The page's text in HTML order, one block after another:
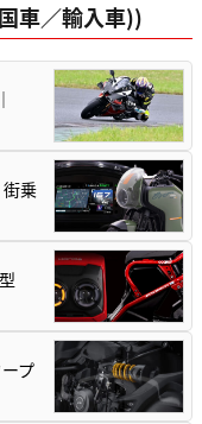
車／輸入車))
乗
プ